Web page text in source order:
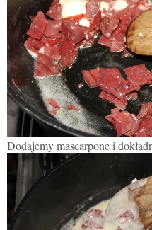
Dodajemy mascarpone i